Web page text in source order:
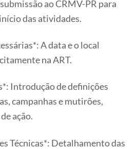
ao CRMV-PR para
das atividades.
A data e o local
na ART.
Introdução de definições
campanhas e mutirões,
ação.
Técnicas*: Detalhamento das